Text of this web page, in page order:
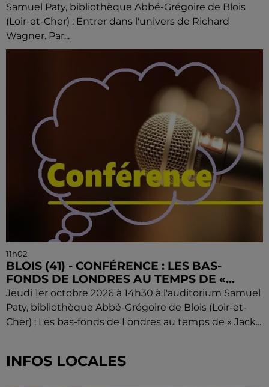
Samuel Paty, bibliothèque Abbé-Grégoire de Blois
(Loir-et-Cher) : Entrer dans l'univers de Richard
Wagner. Par...
11h02
BLOIS (41) - CONFÉRENCE : LES BAS-
FONDS DE LONDRES AU TEMPS DE «...
Jeudi 1er octobre 2026 à 14h30 à l'auditorium Samuel
Paty, bibliothèque Abbé-Grégoire de Blois (Loir-et-
Cher) : Les bas-fonds de Londres au temps de « Jack...
INFOS LOCALES